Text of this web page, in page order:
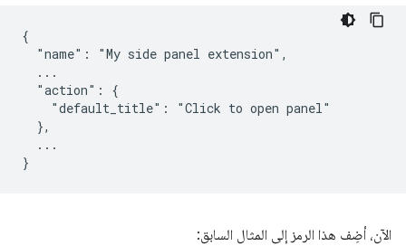
{
  "name": "My side panel extension",
  ...
  "action": {
    "default_title": "Click to open panel"
  },
  ...
الآن، أضِف هذا الرمز إلى المثال السابق: